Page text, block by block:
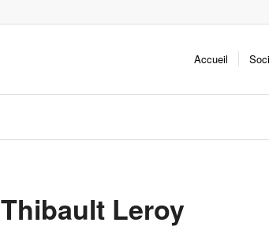
Accueil
Thibault Leroy